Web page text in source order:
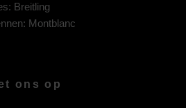
Breitling
Montblanc
ons op